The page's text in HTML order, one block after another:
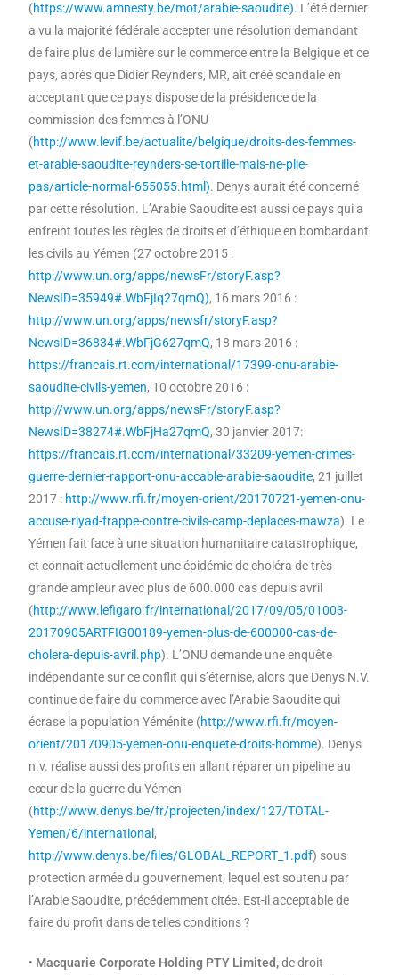
(https://www.amnesty.be/mot/arabie-saoudite). L’été dernier
a vu la majorité fédérale accepter une résolution demandant
de faire plus de lumière sur le commerce entre la Belgique et ce
pays, après que Didier Reynders, MR, ait créé scandale en
acceptant que ce pays dispose de la présidence de la
commission des femmes à l’ONU
(http://www.levif.be/actualite/belgique/droits-des-femmes-
et-arabie-saoudite-reynders-se-tortille-mais-ne-plie-
pas/article-normal-655055.html). Denys aurait été concerné
par cette résolution. L’Arabie Saoudite est aussi ce pays qui a
enfreint toutes les règles de droits et d’éthique en bombardant
les civils au Yémen (27 octobre 2015 :
http://www.un.org/apps/newsFr/storyF.asp?
NewsID=35949#.WbFjIq27qmQ), 16 mars 2016 :
http://www.un.org/apps/newsfr/storyF.asp?
NewsID=36834#.WbFjG627qmQ, 18 mars 2016 :
https://francais.rt.com/international/17399-onu-arabie-
saoudite-civils-yemen, 10 octobre 2016 :
http://www.un.org/apps/newsFr/storyF.asp?
NewsID=38274#.WbFjHa27qmQ, 30 janvier 2017:
https://francais.rt.com/international/33209-yemen-crimes-
guerre-dernier-rapport-onu-accable-arabie-saoudite, 21 juillet
2017 : http://www.rfi.fr/moyen-orient/20170721-yemen-onu-
accuse-riyad-frappe-contre-civils-camp-deplaces-mawza). Le
Yémen fait face à une situation humanitaire catastrophique,
et connait actuellement une épidémie de choléra de très
grande ampleur avec plus de 600.000 cas depuis avril
(http://www.lefigaro.fr/international/2017/09/05/01003-
20170905ARTFIG00189-yemen-plus-de-600000-cas-de-
cholera-depuis-avril.php). L’ONU demande une enquête
indépendante sur ce conflit qui s’éternise, alors que Denys N.V.
continue de faire du commerce avec l’Arabie Saoudite qui
écrase la population Yéménite (http://www.rfi.fr/moyen-
orient/20170905-yemen-onu-enquete-droits-homme). Denys
n.v. réalise aussi des profits en allant réparer un pipeline au
cœur de la guerre du Yémen
(http://www.denys.be/fr/projecten/index/127/TOTAL-
Yemen/6/international ,
http://www.denys.be/files/GLOBAL_REPORT_1.pdf) sous
protection armée du gouvernement, lequel est soutenu par
l’Arabie Saoudite, précédemment citée. Est-il acceptable de
faire du profit dans de telles conditions ?
• Macquarie Corporate Holding PTY Limited,de droit